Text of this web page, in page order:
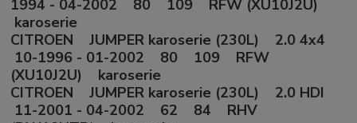
1994 - 04-2002 80 109 RFW (XU10J2U)
karoserie
CITROEN JUMPER karoserie (230L) 2.0 4x4
10-1996 - 01-2002 80 109 RFW
(XU10J2U) karoserie
CITROEN JUMPER karoserie (230L) 2.0 HDI
11-2001 - 04-2002 62 84 RHV